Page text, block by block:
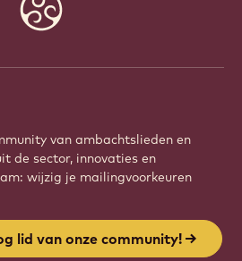
van ambachtslieden en
de sector, innovaties en
wijzig je mailingvoorkeuren
lid van onze community!